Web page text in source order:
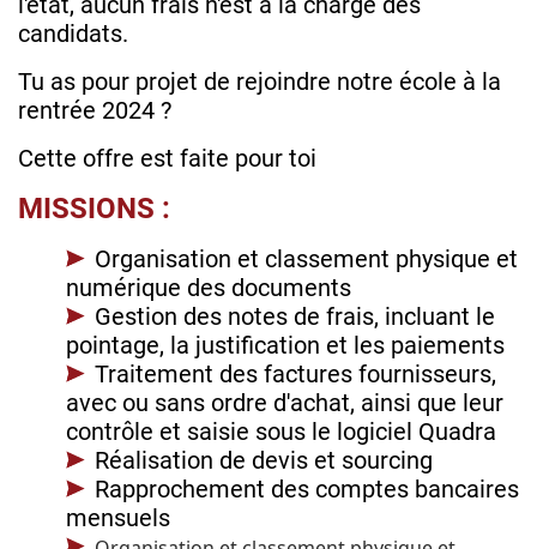
candidats.
Tu as pour projet de rejoindre notre école à la
rentrée 2024 ?
Cette offre est faite pour toi
MISSIONS :
Organisation et classement physique et
numérique des documents
Gestion des notes de frais, incluant le
pointage, la justification et les paiements
Traitement des factures fournisseurs,
avec ou sans ordre d'achat, ainsi que leur
contrôle et saisie sous le logiciel Quadra
Réalisation de devis et sourcing
Rapprochement des comptes bancaires
mensuels